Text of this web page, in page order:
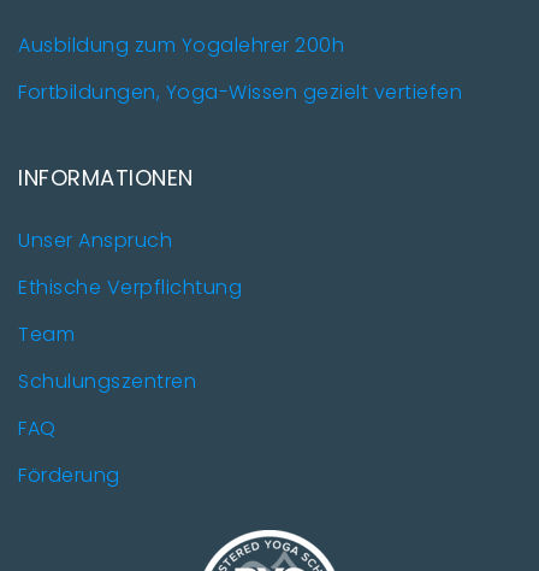
Ausbildung zum Yogalehrer 200h
Fortbildungen, Yoga-Wissen gezielt vertiefen
INFORMATIONEN
Unser Anspruch
Ethische Verpflichtung
Team
Schulungszentren
FAQ
Förderung